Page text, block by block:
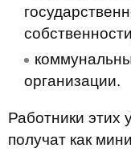
организации.
Работники этих
получат как